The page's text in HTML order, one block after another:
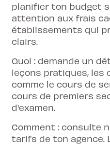
planifier ton budget
attention aux frais
établissements qui
clairs.
Quoi : demande un
leçons pratiques, les
comme le cours de
cours de premiers
d'examen.
Comment : consulte
tarifs de ton agence.